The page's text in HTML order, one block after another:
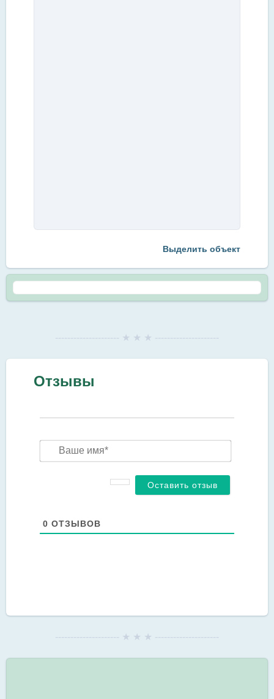
Выделить объект
--------------------- ★ ★ ★ ---------------------
Отзывы
Ваше
0 ОТЗЫВОВ
--------------------- ★ ★ ★ ---------------------